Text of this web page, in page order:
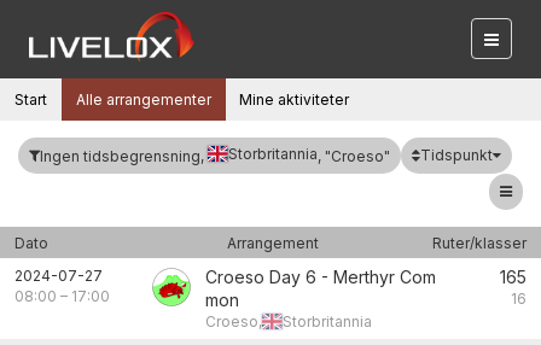
Start Alle arrangementer Mine aktiviteter
Ingen tidsbegrensning, Storbritannia, "Croeso" Tidspunkt
Dato Arrangement
Ruter/klasser
2024-07-27
08:00 – 17:00
Croeso Day 6 - Merthyr Com
mon
Croeso, Storbritannia
165
16